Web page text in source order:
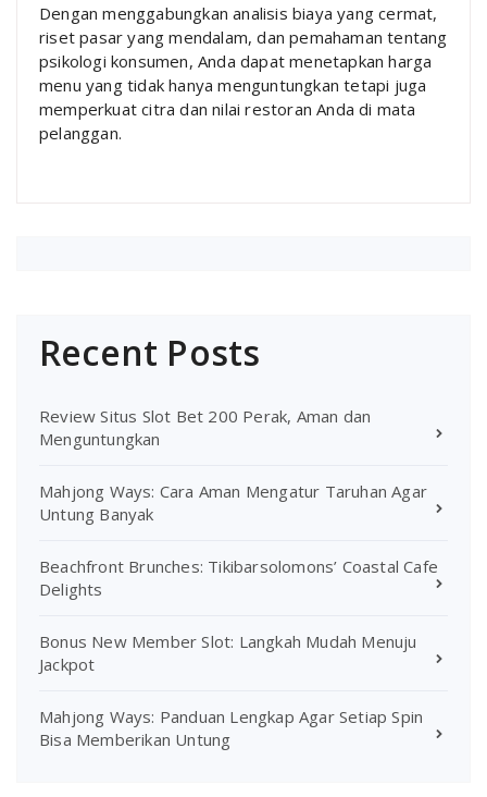
Dengan menggabungkan analisis biaya yang cermat,
riset pasar yang mendalam, dan pemahaman tentang
psikologi konsumen, Anda dapat menetapkan harga
menu yang tidak hanya menguntungkan tetapi juga
memperkuat citra dan nilai restoran Anda di mata
pelanggan.
Recent Posts
Review Situs Slot Bet 200 Perak, Aman dan
Menguntungkan
Mahjong Ways: Cara Aman Mengatur Taruhan Agar
Untung Banyak
Beachfront Brunches: Tikibarsolomons’ Coastal Cafe
Delights
Bonus New Member Slot: Langkah Mudah Menuju
Jackpot
Mahjong Ways: Panduan Lengkap Agar Setiap Spin
Bisa Memberikan Untung